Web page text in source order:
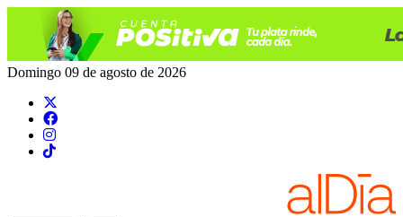
Domingo 09 de agosto de 2026